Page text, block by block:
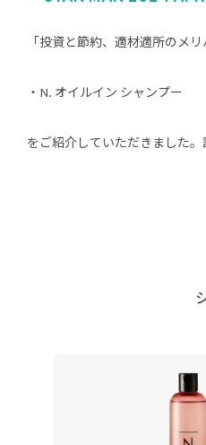
「投資と節約、適材適所のメ
・N. オイルイン シャンプー
をご紹介していただきました